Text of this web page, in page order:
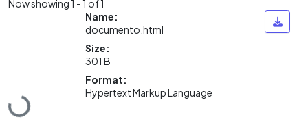
Now showing1 - 1 of 1
Loading...
Name:
documento.html
Size:
301 B
Format:
Hypertext Markup Language